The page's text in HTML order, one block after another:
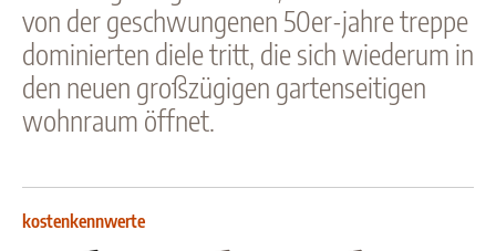
von der geschwungenen 50er-jahre treppe
dominierten diele tritt, die sich wiederum in
den neuen großzügigen gartenseitigen
wohnraum öffnet.
kostenkennwerte